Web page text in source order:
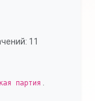
11
партия